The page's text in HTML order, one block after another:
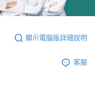
顯示電腦版詳細說明
客服